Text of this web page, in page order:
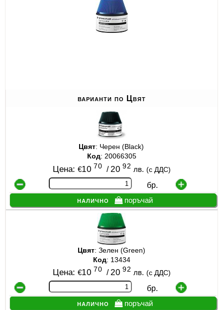
ИЗКУСТВА
КНИГИ И УЧЕБНИЦИ
БДП
НОВИ
ПРОМОЦИИ
S.T.E.M.
ИНСТРУМЕНТИ
варианти по Цвят
Цвят: Черен (Black)
Код: 20066305
Цена:€10 70 /20 92 лв. (с ДДС)
бр.
налично
поръчай
Цвят: Зелен (Green)
Код: 13434
Цена:€10 70 /20 92 лв. (с ДДС)
бр.
налично
поръчай